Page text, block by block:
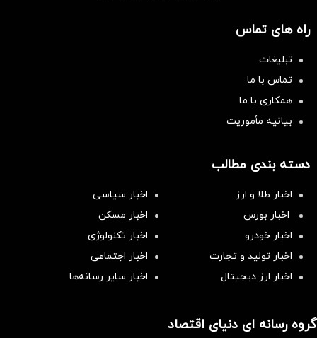
راه های تماس
تبلیغات
تماس با ما
همکاری با ما
بیانیه مأموریت
دسته بندی مطالب
اخبار طلا و ارز
اخبار سیاسی
اخبار بورس
اخبار مسکن
اخبار خودرو
اخبار تکنولوژی
اخبار تولید و تجارت
اخبار اجتماعی
اخبار ارز دیجیتال
اخبار سایر رسانه‌‌ها
گروه رسانه ای دنیای اقتصاد